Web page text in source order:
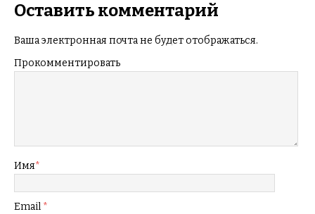
Оставить комментарий
Ваша электронная почта не будет отображаться.
Прокомментировать
Имя*
Email *